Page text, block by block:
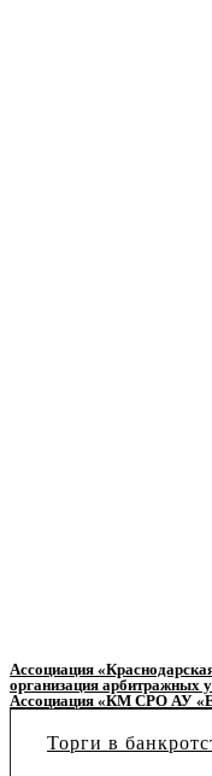
Ассоциация
организация арбитражных
Ассоциация «КМ СРО АУ
Торги в